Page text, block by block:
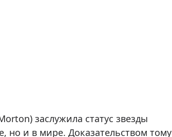
заслужила статус звезды
но и в мире. Доказательством тому